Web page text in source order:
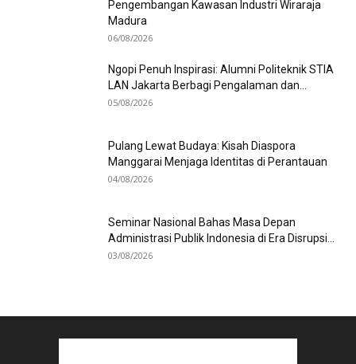
Pengembangan Kawasan Industri Wiraraja
Madura
06/08/2026
Ngopi Penuh Inspirasi: Alumni Politeknik STIA
LAN Jakarta Berbagi Pengalaman dan...
05/08/2026
Pulang Lewat Budaya: Kisah Diaspora
Manggarai Menjaga Identitas di Perantauan
04/08/2026
Seminar Nasional Bahas Masa Depan
Administrasi Publik Indonesia di Era Disrupsi...
03/08/2026